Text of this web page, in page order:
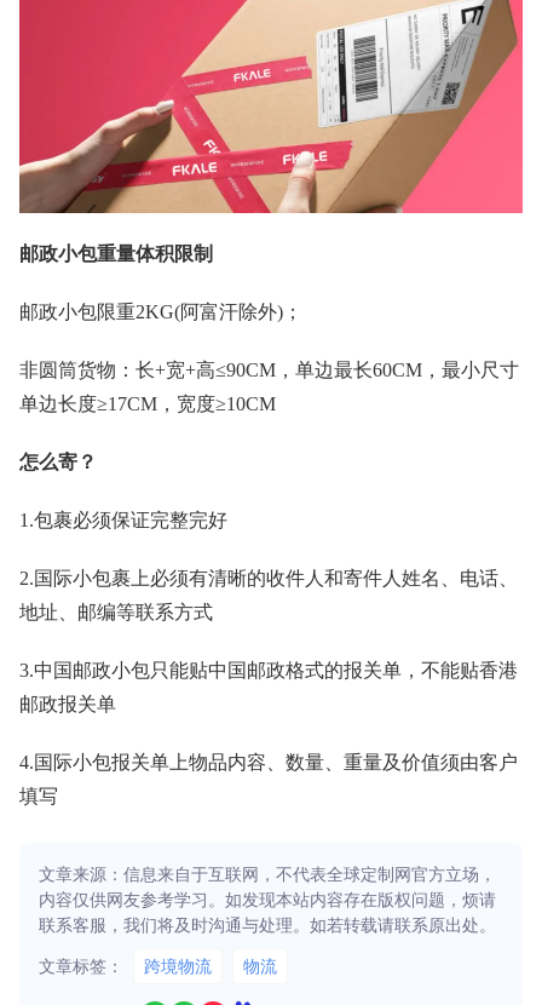
邮政小包重量体积限制
邮政小包限重2KG(阿富汗除外)；
非圆筒货物：长+宽+高≤90CM，单边最长60CM，最小尺寸
单边长度≥17CM，宽度≥10CM
怎么寄？
1.包裹必须保证完整完好
2.国际小包裹上必须有清晰的收件人和寄件人姓名、电话、
地址、邮编等联系方式
3.中国邮政小包只能贴中国邮政格式的报关单，不能贴香港
邮政报关单
4.国际小包报关单上物品内容、数量、重量及价值须由客户
填写
文章来源：信息来自于互联网，不代表全球定制网官方立场，
内容仅供网友参考学习。如发现本站内容存在版权问题，烦请
联系客服，我们将及时沟通与处理。如若转载请联系原出处。
文章标签： 跨境物流 物流